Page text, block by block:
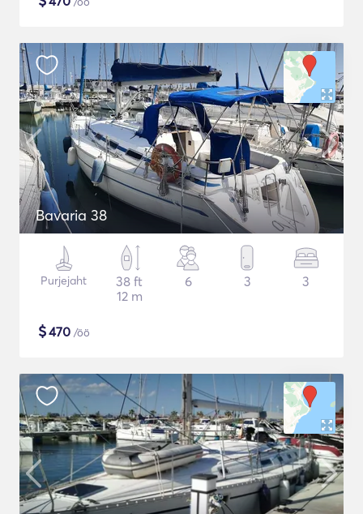
Bavaria 38
Purjejaht
38 ft
12 m
6 3 3
$470 /öö